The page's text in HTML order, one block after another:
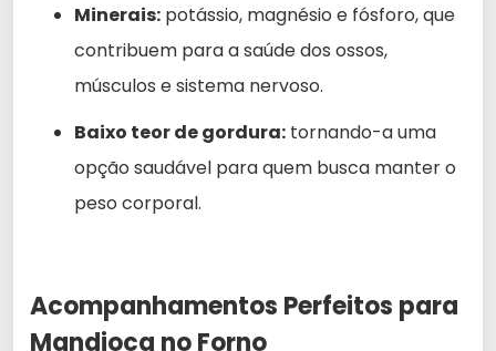
Minerais: potássio, magnésio e fósforo, que
contribuem para a saúde dos ossos,
músculos e sistema nervoso.
Baixo teor de gordura: tornando-a uma
opção saudável para quem busca manter o
peso corporal.
Acompanhamentos Perfeitos para
Mandioca no Forno